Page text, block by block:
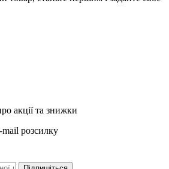
акції та знижки
розсилку